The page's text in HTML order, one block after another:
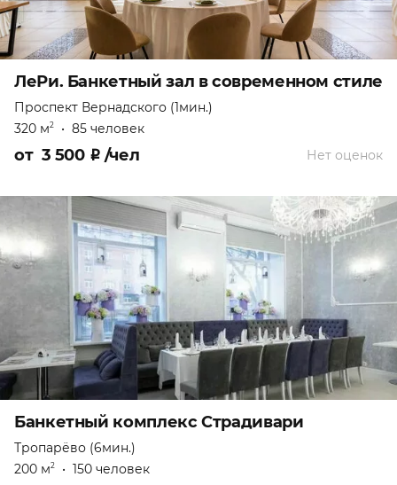
ЛеРи. Банкетный зал в современном стиле
Проспект Вернадского (1мин.)
320 м2 • 85 человек
Нет оценок
от 3 500 ₽ /чел
Банкетный комплекс Страдивари
Тропарёво (6мин.)
200 м2 • 150 человек